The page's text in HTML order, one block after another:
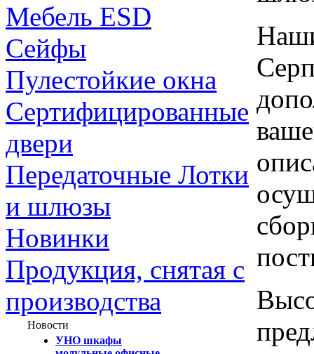
Мебель ESD
Сейфы
Пулестойкие окна
Сертифицированные
двери
Передаточные Лотки
и шлюзы
Новинки
Продукция, снятая с
производства
Новости
УНО шкафы